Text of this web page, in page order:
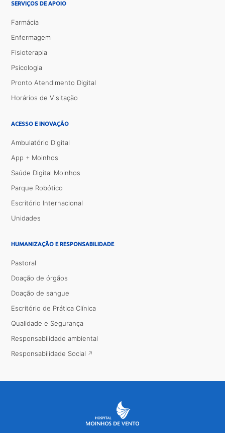
SERVIÇOS DE APOIO
Farmácia
Enfermagem
Fisioterapia
Psicologia
Pronto Atendimento Digital
Horários de Visitação
ACESSO E INOVAÇÃO
Ambulatório Digital
App + Moinhos
Saúde Digital Moinhos
Parque Robótico
Escritório Internacional
Unidades
HUMANIZAÇÃO E RESPONSABILIDADE
Pastoral
Doação de órgãos
Doação de sangue
Escritório de Prática Clínica
Qualidade e Segurança
Responsabilidade ambiental
Responsabilidade Social